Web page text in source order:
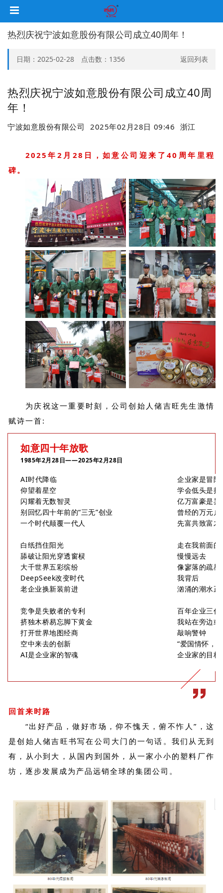
热烈庆祝宁波如意股份有限公司成立40周年！
日期：2025-02-28 点击数： 1356 返回列表
热烈庆祝宁波如意股份有限公司成立40周
年！
宁波如意股份有限公司 2025年02月28日 09:46 浙江
2025年2月28日，如意公司迎来了40周年里程
碑。
为庆祝这一重要时刻，公司创始人储吉旺先生激情
赋诗一首:
如意四十年放歌
1985年2月28日——2025年2月28日
AI时代降临
仰望着星空
闪耀着无数智灵
别回忆四十年前的“三无”创业
一个时代颠覆一代人
白纸挡住阳光
舔破让阳光穿透窗棂
大千世界五彩缤纷
DeepSeek改变时代
老企业换新装前进
竞争是失败者的专利
挤独木桥易忘脚下黄金
打开世界地图经商
空中来去的创新
AI是企业家的智魂
企业家是冒险
学会低头是抬
亿万富豪是昙
曾经的万元
先富共致富才
走在我前面的
慢慢远去
像寥落的疏星
我背后
汹涌的潮水正
百年企业三代
我站在旁边或
敲响警钟
“爱国情怀，
企业家的目标
回首来时路
“出好产品，做好市场，仰不愧天，俯不怍人”，这
是创始人储吉旺书写在公司大门的一句话。我们从无到
有，从小到大，从国内到国外，从一家小小的塑料厂作
坊，逐步发展成为产品远销全球的集团公司。